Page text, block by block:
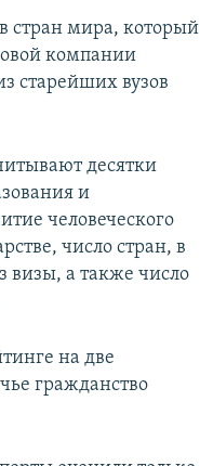
стран мира, который
компании
старейших вузов
десятки
и
человеческого
число стран, в
визы, а также число
на две
гражданство